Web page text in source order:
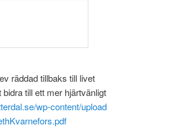
räddad tillbaks till livet
till ett mer hjärtvänligt
wp-content/upload